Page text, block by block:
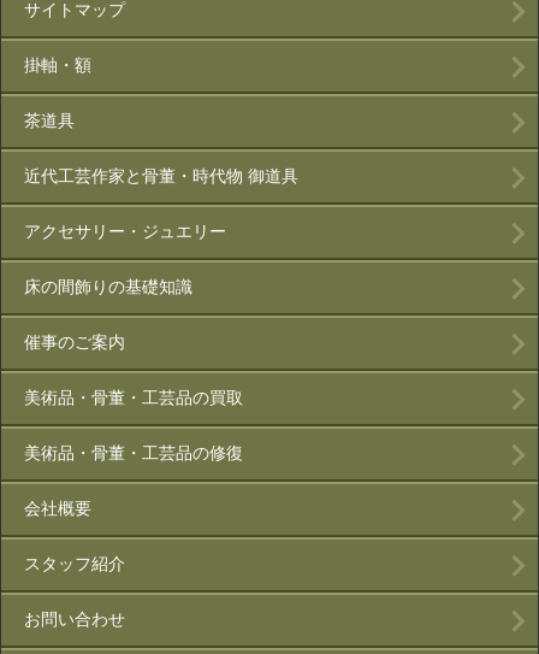
サイトマップ
掛軸・額
茶道具
近代工芸作家と骨董・時代物 御道具
アクセサリー・ジュエリー
床の間飾りの基礎知識
催事のご案内
美術品・骨董・工芸品の買取
美術品・骨董・工芸品の修復
会社概要
スタッフ紹介
お問い合わせ